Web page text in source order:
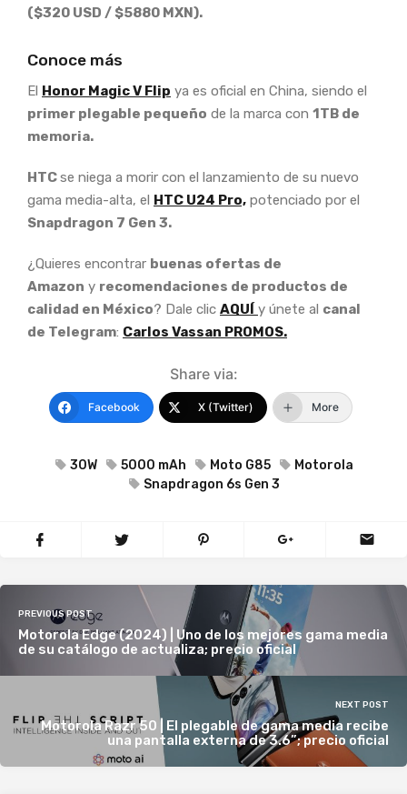
($320 USD / $5880 MXN).
Conoce más
El Honor Magic V Flip ya es oficial en China, siendo el
primer plegable pequeño de la marca con 1TB de
memoria.
HTCse niega a morir con el lanzamiento de su nuevo
gama media-alta, el HTC U24 Pro, potenciado por el
Snapdragon 7 Gen 3.
¿Quieres encontrar buenas ofertas de
Amazon y recomendaciones de productos de
calidad en México? Dale clic AQUÍ y únete al canal
de Telegram: Carlos Vassan PROMOS.
Share via:
Facebook X (Twitter) More
30W 5000 mAh Moto G85
Motorola
Snapdragon 6s Gen 3
PREVIOUS POST
Motorola Edge (2024) | Uno de los mejores gama media
de su catálogo de actualiza; precio oficial
NEXT POST
Motorola Razr 50 | El plegable de gama media recibe
una pantalla externa de 3.6”; precio oficial